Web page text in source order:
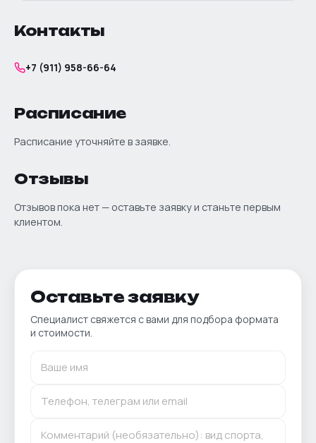
Контакты
+7 (911) 958-66-64
Расписание
Расписание уточняйте в заявке.
Отзывы
Отзывов пока нет — оставьте заявку и станьте первым
клиентом.
Оставьте заявку
Специалист свяжется с вами для подбора формата
и стоимости.